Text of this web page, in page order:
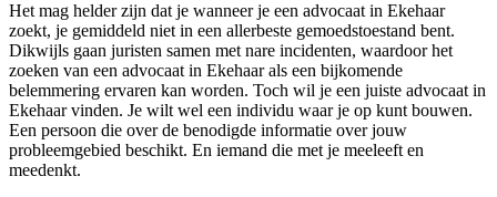
Het mag helder zijn dat je wanneer je een advocaat in Ekehaar
zoekt, je gemiddeld niet in een allerbeste gemoedstoestand bent.
Dikwijls gaan juristen samen met nare incidenten, waardoor het
zoeken van een advocaat in Ekehaar als een bijkomende
belemmering ervaren kan worden. Toch wil je een juiste advocaat in
Ekehaar vinden. Je wilt wel een individu waar je op kunt bouwen.
Een persoon die over de benodigde informatie over jouw
probleemgebied beschikt. En iemand die met je meeleeft en
meedenkt.